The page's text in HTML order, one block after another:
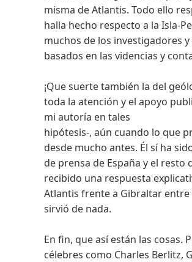
misma de Atlantis. Todo ello
halla hecho respecto a la Isla-
muchos de los investigadores
basados en las videncias y
¡Que suerte también la del
toda la atención y el apoyo
mi autoría en tales
hipótesis-, aún cuando lo que
desde mucho antes. Él sí ha
de prensa de España y el
recibido una respuesta
Atlantis frente a Gibraltar entre
sirvió de nada.
En fin, que así están las cosas.
célebres como Charles Berlitz,